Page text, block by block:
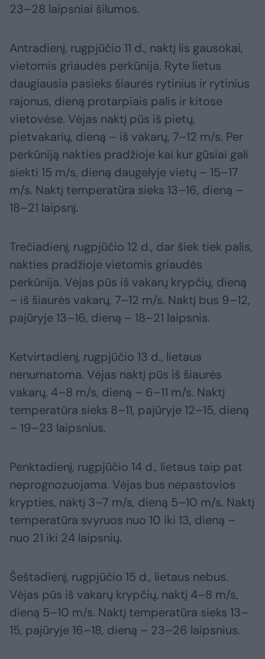
23–28 laipsniai šilumos.
Antradienį, rugpjūčio 11 d., naktį lis gausokai,
vietomis griaudės perkūnija. Ryte lietus
daugiausia pasieks šiaurės rytinius ir rytinius
rajonus, dieną protarpiais palis ir kitose
vietovėse. Vėjas naktį pūs iš pietų,
pietvakarių, dieną – iš vakarų, 7–12 m/s. Per
perkūniją nakties pradžioje kai kur gūsiai gali
siekti 15 m/s, dieną daugelyje vietų – 15–17
m/s. Naktį temperatūra sieks 13–16, dieną –
18–21 laipsnį.
Trečiadienį, rugpjūčio 12 d., dar šiek tiek palis,
nakties pradžioje vietomis griaudės
perkūnija. Vėjas pūs iš vakarų krypčių, dieną
– iš šiaurės vakarų, 7–12 m/s. Naktį bus 9–12,
pajūryje 13–16, dieną – 18–21 laipsnis.
Ketvirtadienį, rugpjūčio 13 d., lietaus
nenumatoma. Vėjas naktį pūs iš šiaurės
vakarų, 4–8 m/s, dieną – 6–11 m/s. Naktį
temperatūra sieks 8–11, pajūryje 12–15, dieną
– 19–23 laipsnius.
Penktadienį, rugpjūčio 14 d., lietaus taip pat
neprognozuojama. Vėjas bus nepastovios
krypties, naktį 3–7 m/s, dieną 5–10 m/s. Naktį
temperatūra svyruos nuo 10 iki 13, dieną –
nuo 21 iki 24 laipsnių.
Šeštadienį, rugpjūčio 15 d., lietaus nebus.
Vėjas pūs iš vakarų krypčių, naktį 4–8 m/s,
dieną 5–10 m/s. Naktį temperatūra sieks 13–
15, pajūryje 16–18, dieną – 23–26 laipsnius.